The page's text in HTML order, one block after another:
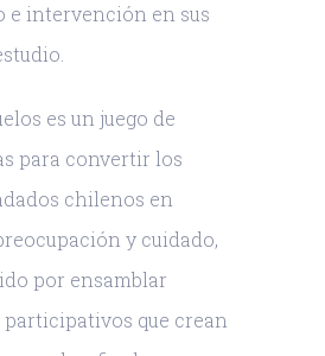
e intervención en sus
es un juego de
para convertir los
chilenos en
y cuidado,
por ensamblar
que crean